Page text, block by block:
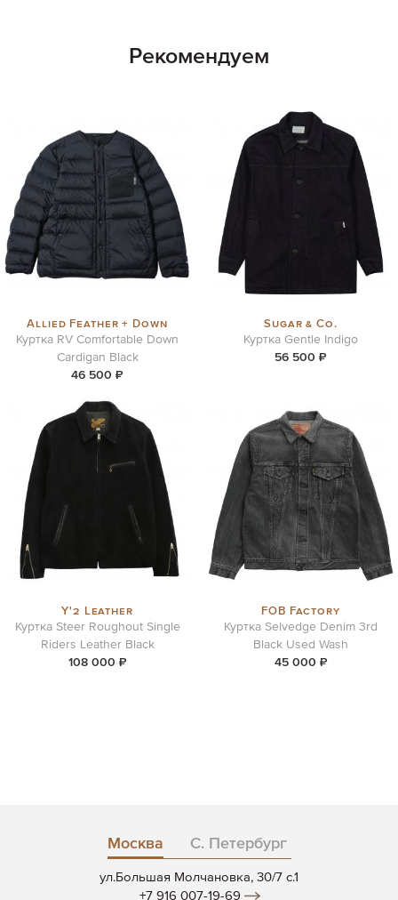
Рекомендуем
Allied Feather + Down
Куртка RV Comfortable Down
Cardigan Black
46 500 ₽
Sugar & Co.
Куртка Gentle Indigo
56 500 ₽
Y'2 Leather
Куртка Steer Roughout Single
Riders Leather Black
108 000 ₽
FOB Factory
Куртка Selvedge Denim 3rd
Black Used Wash
45 000 ₽
Москва С. Петербург
ул.Большая Молчановка, 30/7 c.1
+7 916 007-19-69